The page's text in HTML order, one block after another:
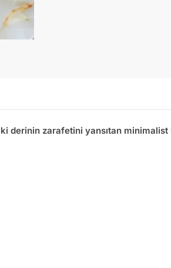
derinin zarafetini yansıtan minimalist